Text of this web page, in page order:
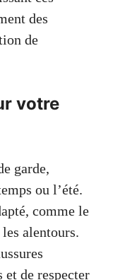
des
de
votre
garde,
ou l’été.
comme le
alentours.
et de respecter